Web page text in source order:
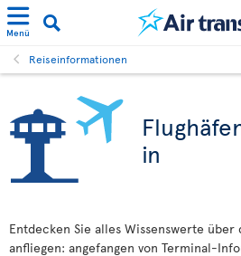
Menü
Reiseinformationen
in
Entdecken Sie alles Wissenswerte
anfliegen: angefangen von Terminal-